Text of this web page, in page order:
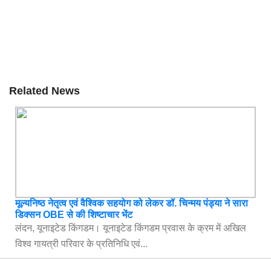
Related News
मूल्यनिष्ठ नेतृत्व एवं वैश्विक सहयोग को लेकर डॉ. चिन्मय पंड्या ने सारा
डिक्सन OBE से की शिष्टाचार भेंट
लंदन, यूनाइटेड किंगडम। यूनाइटेड किंगडम प्रवास के क्रम में अखिल
विश्व गायत्री परिवार के प्रतिनिधि एवं...